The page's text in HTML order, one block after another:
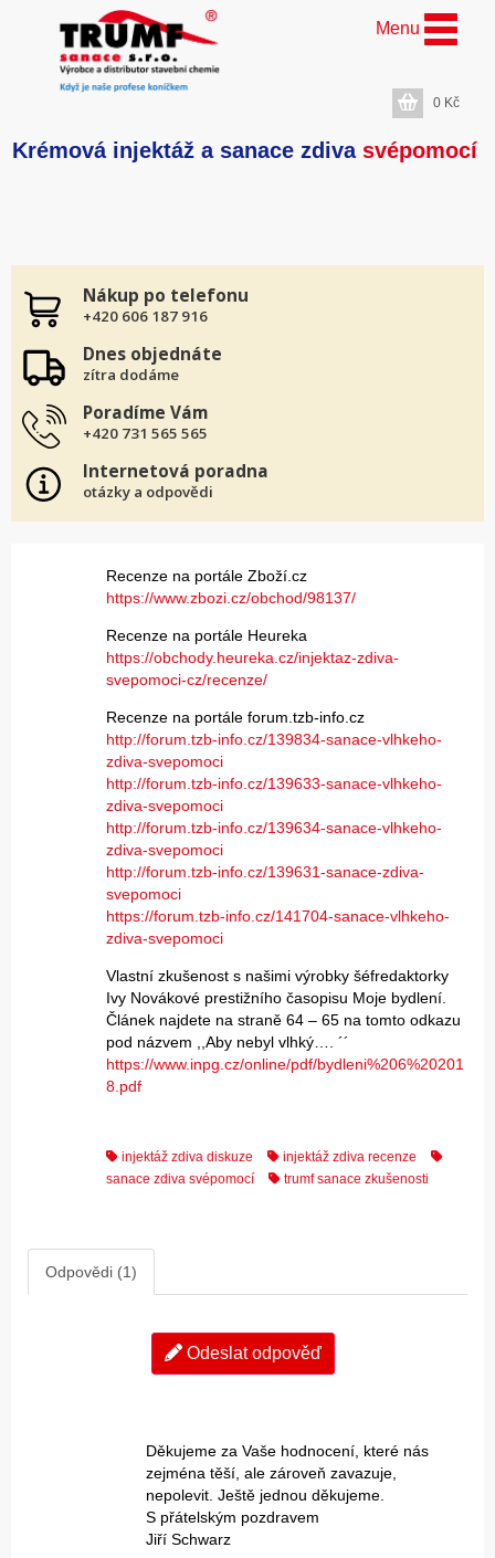
Krémová injektáž a sanace zdiva svépomocí
Menu
0 Kč
Nákup po telefonu
+420 606 187 916
Dnes objednáte
zítra dodáme
Poradíme Vám
+420 731 565 565
Internetová poradna
otázky a odpovědi
Recenze na portále Zboží.cz
https://www.zbozi.cz/obchod/98137/
Recenze na portále Heureka
https://obchody.heureka.cz/injektaz-zdiva-
svepomoci-cz/recenze/
Recenze na portále forum.tzb-info.cz
http://forum.tzb-info.cz/139834-sanace-vlhkeho-
zdiva-svepomoci
http://forum.tzb-info.cz/139633-sanace-vlhkeho-
zdiva-svepomoci
http://forum.tzb-info.cz/139634-sanace-vlhkeho-
zdiva-svepomoci
http://forum.tzb-info.cz/139631-sanace-zdiva-
svepomoci
https://forum.tzb-info.cz/141704-sanace-vlhkeho-
zdiva-svepomoci
Vlastní zkušenost s našimi výrobky šéfredaktorky
Ivy Novákové prestižního časopisu Moje bydlení.
Článek najdete na straně 64 – 65 na tomto odkazu
pod názvem ,,Aby nebyl vlhký…. ´´
https://www.inpg.cz/online/pdf/bydleni%206%20201
8.pdf
injektáž zdiva diskuze
injektáž zdiva recenze
sanace zdiva svépomocí
trumf sanace zkušenosti
Odpovědi (1)
Odeslat odpověď
Děkujeme za Vaše hodnocení, které nás
zejména těší, ale zároveň zavazuje,
nepolevit. Ještě jednou děkujeme.
S přátelským pozdravem
Jiří Schwarz